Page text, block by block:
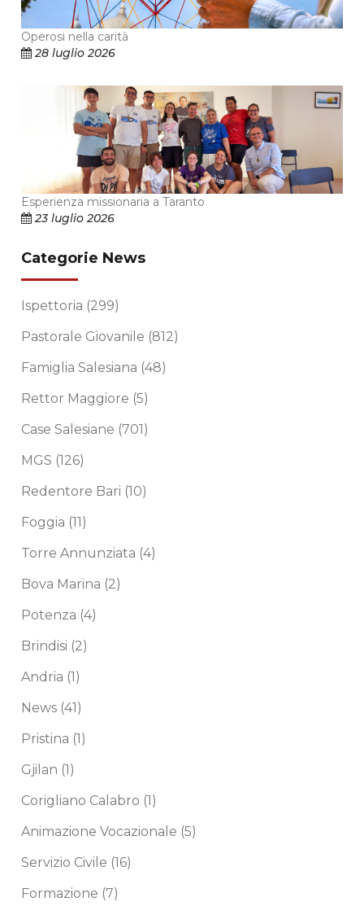
Operosi nella carità
28 luglio 2026
Esperienza missionaria a Taranto
23 luglio 2026
Categorie News
Ispettoria (299)
Pastorale Giovanile (812)
Famiglia Salesiana (48)
Rettor Maggiore (5)
Case Salesiane (701)
MGS (126)
Redentore Bari (10)
Foggia (11)
Torre Annunziata (4)
Bova Marina (2)
Potenza (4)
Brindisi (2)
Andria (1)
News (41)
Pristina (1)
Gjilan (1)
Corigliano Calabro (1)
Animazione Vocazionale (5)
Servizio Civile (16)
Formazione (7)